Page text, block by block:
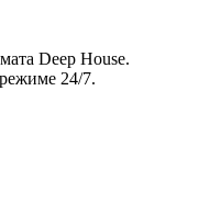
Deep House.
24/7.